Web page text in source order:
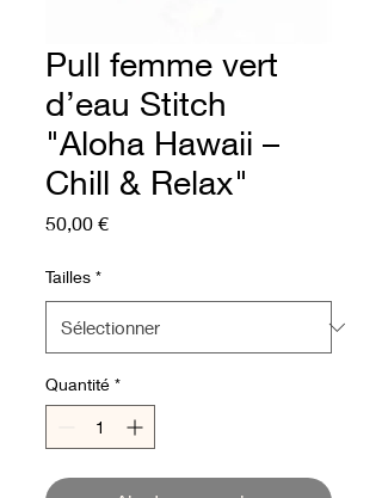
Pull femme vert
d’eau Stitch
"Aloha Hawaii –
Chill & Relax"
50,00 €Prix
Tailles *
Quantité *